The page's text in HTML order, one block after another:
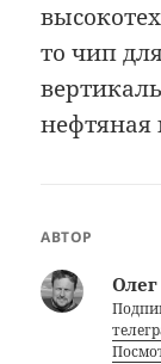
то чип
АВТОР